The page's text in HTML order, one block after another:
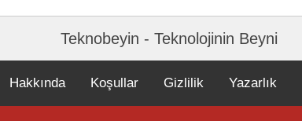
Teknobeyin - Teknolojinin Beyni
Hakkında Koşullar Gizlilik Yazarlık